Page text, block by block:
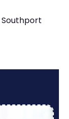
Southport